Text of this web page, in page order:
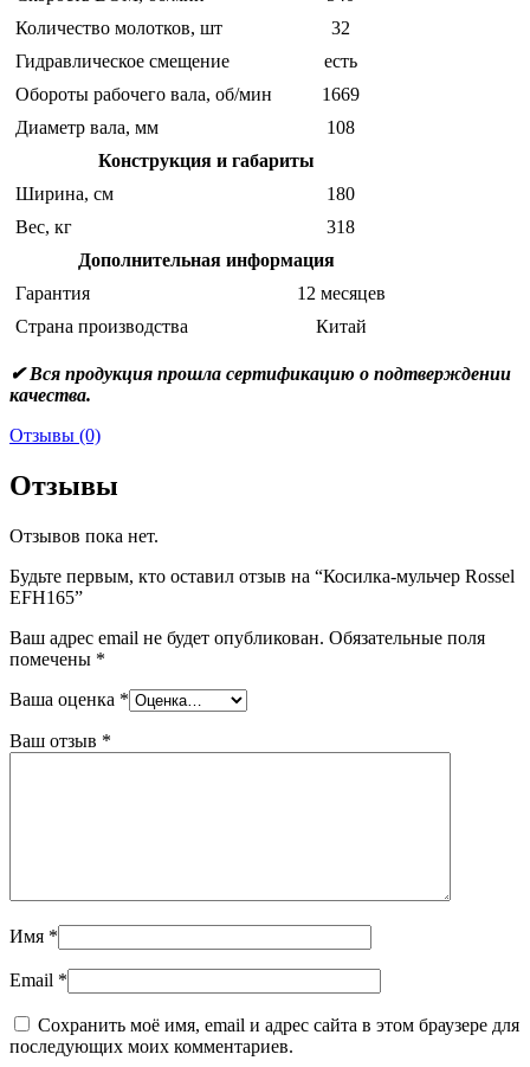
Количество молотков, шт
32
Гидравлическое смещение
есть
Обороты рабочего вала, об/мин
1669
Диаметр вала, мм
108
Конструкция и габариты
Ширина, см
180
Вес, кг
318
Дополнительная информация
Гарантия
12 месяцев
Страна производства
Китай
✔ Вся продукция прошла сертификацию о подтверждении
качества.
Отзывы (0)
Отзывы
Отзывов пока нет.
Будьте первым, кто оставил отзыв на “Косилка-мульчер Rossel
EFH165”
Ваш адрес email не будет опубликован. Обязательные поля
помечены *
Ваша оценка *
Ваш отзыв *
Имя *
Email *
Сохранить моё имя, email и адрес сайта в этом браузере для
последующих моих комментариев.